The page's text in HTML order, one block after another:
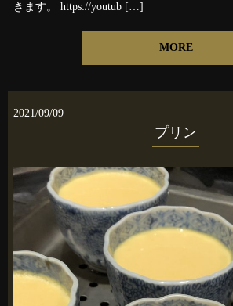
きます。 https://youtub […]
MORE
2021/09/09
プリン